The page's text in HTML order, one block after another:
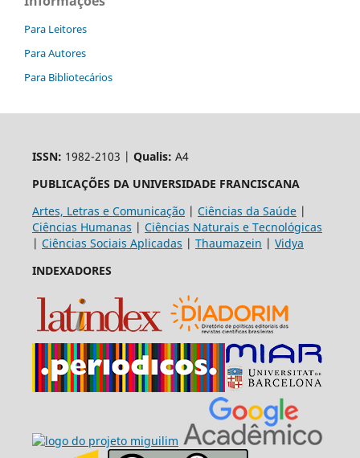
Para Leitores
Para Autores
Para Bibliotecários
ISSN: 1982-2103 | Qualis: A4
PUBLICAÇÕES DA UNIVERSIDADE FRANCISCANA
Artes, Letras e Comunicação| Ciências da Saúde|
Ciências Humanas | Ciências Naturais e Tecnológicas
| Ciências Sociais Aplicadas | Thaumazein | Vidya
INDEXADORES